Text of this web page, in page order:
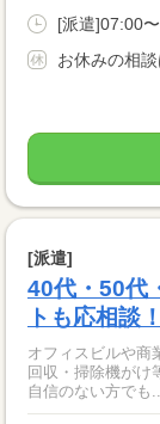
[派遣]07:00
お休みの相
[派遣]
40代・50代
トも応相談！
オフィスビルや商
回収・掃除機がけ
自信のない方でも